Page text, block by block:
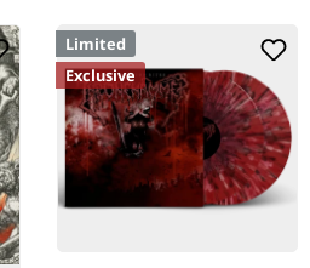
Limited
Exclusive